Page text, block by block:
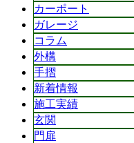
カーポート
ガレージ
コラム
外構
手摺
新着情報
施工実績
玄関
門扉